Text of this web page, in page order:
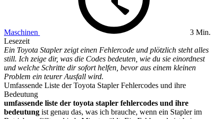
Maschinen
3 Min.
Lesezeit
Ein Toyota Stapler zeigt einen Fehlercode und plötzlich steht alles
still. Ich zeige dir, was die Codes bedeuten, wie du sie einordnest
und welche Schritte dir sofort helfen, bevor aus einem kleinen
Problem ein teurer Ausfall wird.
Umfassende Liste der Toyota Stapler Fehlercodes und ihre
Bedeutung
umfassende liste der toyota stapler fehlercodes und ihre
bedeutung ist genau das, was ich brauche, wenn ein Stapler im